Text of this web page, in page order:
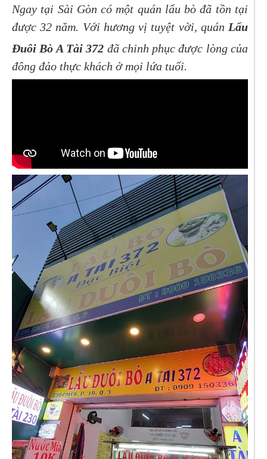
Ngay tại Sài Gòn có một quán lẩu bò đã tồn tại
được 32 năm. Với hương vị tuyệt vời, quán Lẩu
Đuôi Bò A Tài 372 đã chinh phục được lòng của
đông đảo thực khách ở mọi lứa tuổi.